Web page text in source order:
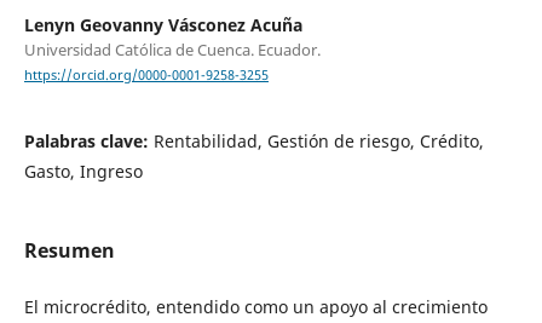
Lenyn Geovanny Vásconez Acuña
Universidad Católica de Cuenca. Ecuador.
https://orcid.org/0000-0001-9258-3255
Palabras clave: Rentabilidad, Gestión de riesgo, Crédito,
Gasto, Ingreso
Resumen
El microcrédito, entendido como un apoyo al crecimiento